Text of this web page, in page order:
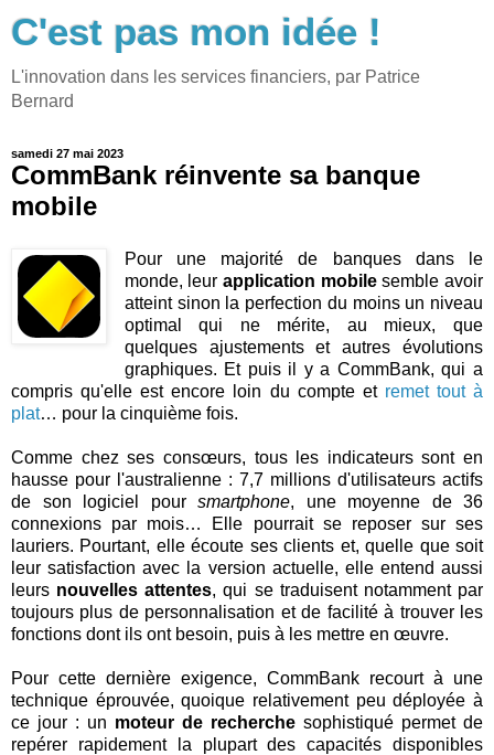
C'est pas mon idée !
L'innovation dans les services financiers, par Patrice
Bernard
samedi 27 mai 2023
CommBank réinvente sa banque
mobile
Pour une majorité de banques dans le
monde, leurapplication mobilesemble avoir
atteint sinon la perfection du moins un niveau
optimal qui ne mérite, au mieux, que
quelques ajustements et autres évolutions
graphiques. Et puis il y a CommBank, qui a
compris qu'elle est encore loin du compte et remet tout à
plat… pour la cinquième fois.
Comme chez ses consœurs, tous les indicateurs sont en
hausse pour l'australienne : 7,7 millions d'utilisateurs actifs
de son logiciel pour smartphone, une moyenne de 36
connexions par mois… Elle pourrait se reposer sur ses
lauriers. Pourtant, elle écoute ses clients et, quelle que soit
leur satisfaction avec la version actuelle, elle entend aussi
leurs nouvelles attentes, qui se traduisent notamment par
toujours plus de personnalisation et de facilité à trouver les
fonctions dont ils ont besoin, puis à les mettre en œuvre.
Pour cette dernière exigence, CommBank recourt à une
technique éprouvée, quoique relativement peu déployée à
ce jour : un moteur de recherche sophistiqué permet de
repérer rapidement la plupart des capacités disponibles